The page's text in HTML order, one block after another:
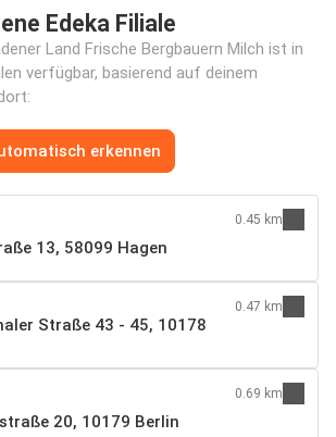
Edeka Filiale
Land Frische Bergbauern Milch ist in
verfügbar, basierend auf deinem
erkennen
13, 58099 Hagen
0.45 km
Straße 43 - 45, 10178
0.47 km
20, 10179 Berlin
0.69 km